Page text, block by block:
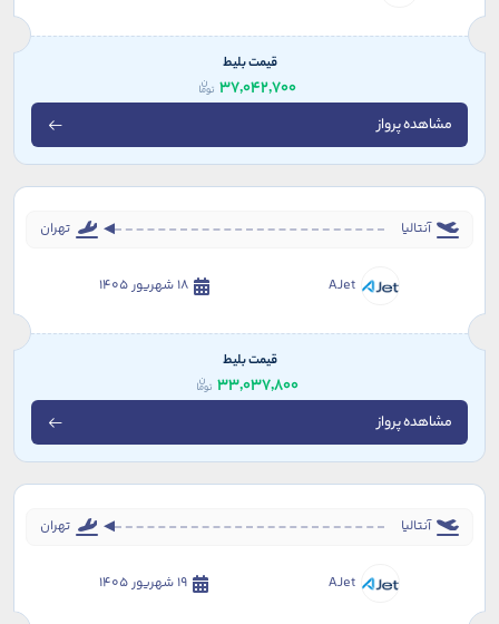
قیمت بلیط
37,042,700
مشاهده پرواز
آنتالیا تهران
AJet 18 شهریور 1405
قیمت بلیط
33,037,800
مشاهده پرواز
آنتالیا تهران
AJet 19 شهریور 1405